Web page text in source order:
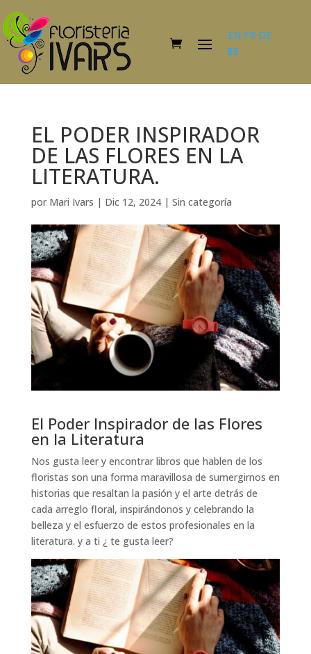
EN FR DE
ES
EL PODER INSPIRADOR
DE LAS FLORES EN LA
LITERATURA.
por Mari Ivars | Dic 12, 2024| Sin categoría
El Poder Inspirador de las Flores
en la Literatura
Nos gusta leer y encontrar libros que hablen de los
floristas son una forma maravillosa de sumergirnos en
historias que resaltan la pasión y el arte detrás de
cada arreglo floral, inspirándonos y celebrando la
belleza y el esfuerzo de estos profesionales en la
literatura. y a ti ¿ te gusta leer?